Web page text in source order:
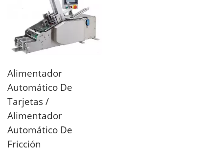
Alimentador
Automático De
Tarjetas /
Alimentador
Automático De
Fricción